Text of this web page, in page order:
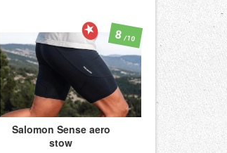
Salomon Sense aero
stow
8/10